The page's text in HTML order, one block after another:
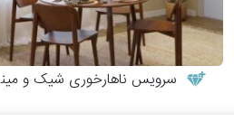
سرویس ناهارخوری شیک و مینیمال